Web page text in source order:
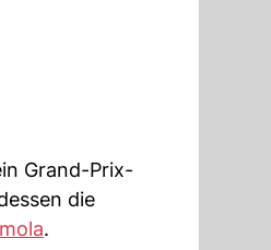
Grand-Prix-
die
.